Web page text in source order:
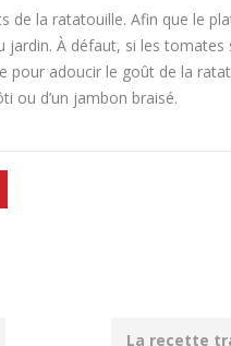
de la ratatouille. Afin que le
À défaut, si les
adoucir le goût de la
ou d’un jambon braisé.
La recette